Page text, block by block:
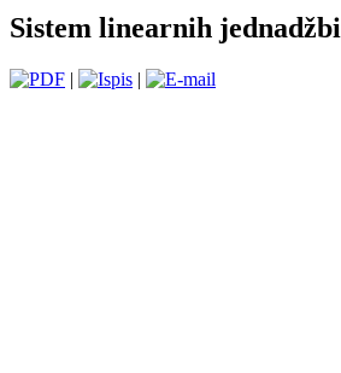
Sistem linearnih jednadžbi
| |